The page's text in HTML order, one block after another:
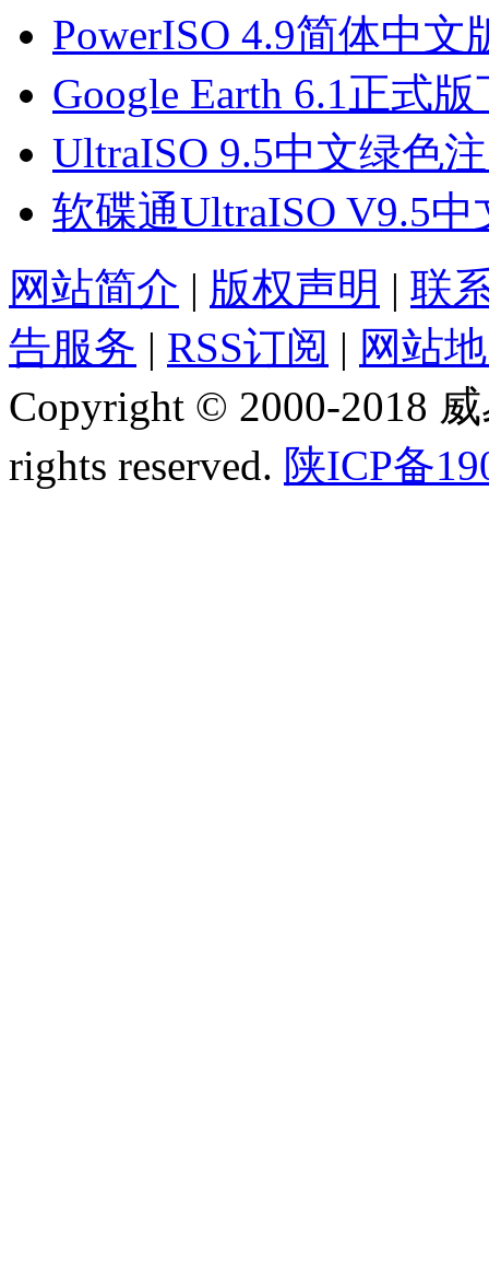
PowerISO 4.9简体中
Google Earth 6.1正式
UltraISO 9.5中文绿色
软碟通UltraISO V9.5
网站简介 | 版权声明 | 联
告服务 | RSS订阅 | 网站
Copyright © 2000-2018
rights reserved. 陕ICP备